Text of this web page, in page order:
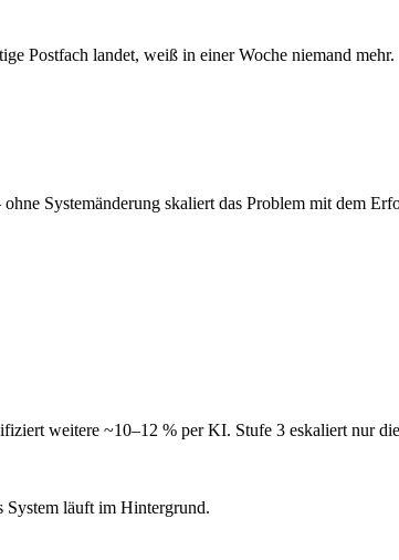
Postfach landet, weiß in einer Woche niemand mehr.
Systemänderung skaliert das Problem mit dem
weitere ~10–12 % per KI. Stufe 3 eskaliert nur
läuft im Hintergrund.